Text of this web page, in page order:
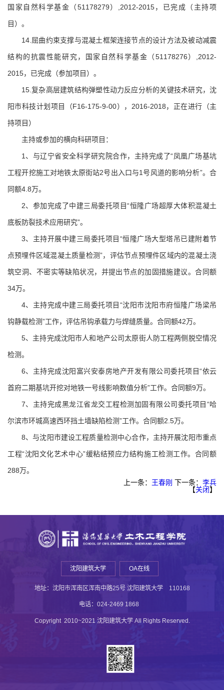
国家自然科学基金（51178279）,2012-2015，已完成（主持项
目）。
14.屈曲约束支撑与混凝土框架连接节点的设计方法及被动减震
结构的抗震性能研究，国家自然科学基金（51178276）,2012-
2015，已完成（参加项目）。
15.复杂高层建筑结构弹塑性动力反应分析的关键技术研究，沈
阳市科技计划项目（F16-175-9-00），2016-2018，正在进行（主
持项目）
主持或参加的横向科研项目：
1、与辽宁省安全科学研究院合作，主持完成了“凤凰广场基坑
工程开挖施工对地铁太原街站2号出入口与1号风道的影响分析”。合
同额4.8万。
2、参加完成了中建三局委托项目“恒隆广场超厚大体积混凝土
底板防裂技术应用研究”。
3、主持开展中建三局委托项目“恒隆广场大型塔吊已建附着节
点预埋件区域混凝土质量检测”，评估节点预埋件区域内的混凝土浇
筑空洞、不密实等缺陷状况，并提出节点的加固措施建议。合同额
34万。
4、主持完成中建三局委托项目“沈阳市沈阳市府恒隆广场梁吊
钩静载检测”工作，评估吊钩承载力与焊缝质量。合同额42万。
5、主持完成沈阳市人和地产公司太原街人防工程两侧脱空情况
检测。
6、主持完成沈阳富兴安泰房地产开发有限公司委托项目“依云
首府二期基坑开挖对地铁一号线影响数值分析”工作。合同额9万。
7、主持完成黑龙江省龙交工程检测加固有限公司委托项目“哈
尔滨市环城高速西环挡土墙缺陷检测”工作。合同额2.5万。
8、与沈阳市建设工程质量检测中心合作，主持开展沈阳市重点
工程“沈阳文化艺术中心”缓粘结预应力结构施工检测工作。合同额
288万。
上一条： 王春刚 下一条： 李兵
【关闭】
沈阳建筑大学 OA在线
地址：沈阳市浑南区浑南中路25号 沈阳建筑大学 110168
电话：024-2469 1868
Copyright 2010~2021 沈阳建筑大学 All Rights Reserved.